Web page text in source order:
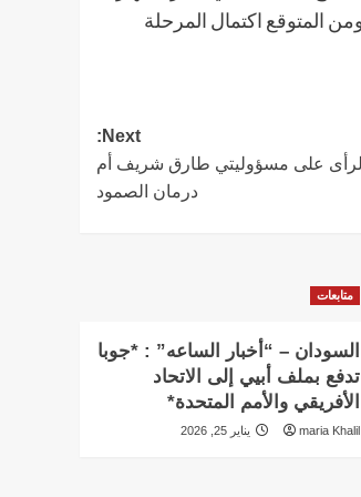
المتوقع اكتمال المرحلة
Next:
الرأى على مسؤوليتي طارق شريف أم
درمان الصمود
متابعات
السودان – “أخبار الساعه” : *جوبا
تدفع بملف أبيي إلى الاتحاد
الأفريقي والأمم المتحدة*
maria Khalil يناير 25, 2026